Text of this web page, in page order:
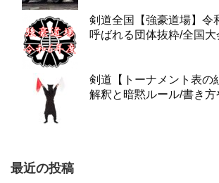
剣道全国【強豪道場】令
呼ばれる団体抜粋/全国大
剣道【トーナメント表の
解釈と暗黙ルール/書き
最近の投稿